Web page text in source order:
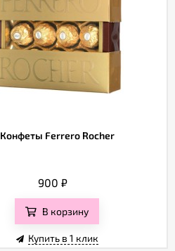
Конфеты Ferrero Rocher
900 ₽
В корзину
Купить в 1 клик